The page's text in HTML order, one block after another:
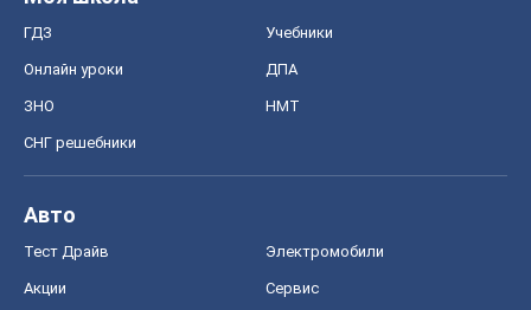
ГДЗ Учебники
Онлайн уроки ДПА
ЗНО НМТ
СНГ решебники
Авто
Тест Драйв Электромобили
Акции Сервис